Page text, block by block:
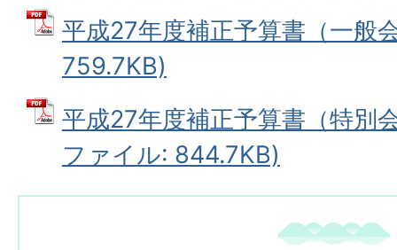
平成27年度補正予算書（一般
759.7KB)
平成27年度補正予算書（特別
ファイル: 844.7KB)